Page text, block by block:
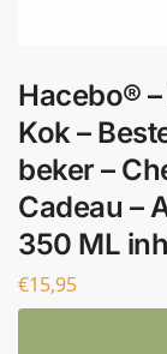
Hacebo®
Kok –
beker –
Cadeau –
350 ML
€15,95